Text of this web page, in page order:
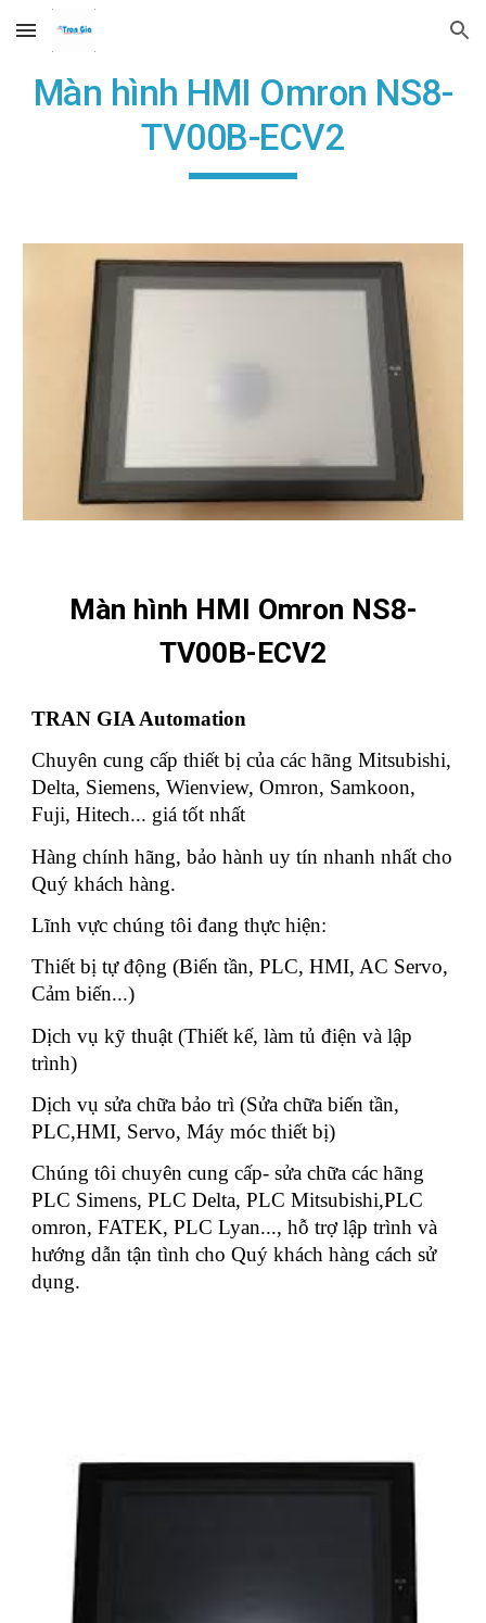
Skip to main content Skip to navigation
Màn hình HMI Omron NS8-
TV00B-ECV2
Màn hình HMI Omron NS8-
TV00B-ECV2
TRAN GIA Automation
Chuyên cung cấp thiết bị của các hãng Mitsubishi,
Delta, Siemens, Wienview, Omron, Samkoon,
Fuji, Hitech... giá tốt nhất
Hàng chính hãng, bảo hành uy tín nhanh nhất cho
Quý khách hàng.
Lĩnh vực chúng tôi đang thực hiện:
Thiết bị tự động (Biến tần, PLC, HMI, AC Servo,
Cảm biến...)
Dịch vụ kỹ thuật (Thiết kế, làm tủ điện và lập
trình)
Dịch vụ sửa chữa bảo trì (Sửa chữa biến tần,
PLC,HMI, Servo, Máy móc thiết bị)
Chúng tôi chuyên cung cấp- sửa chữa các hãng
PLC Simens, PLC Delta, PLC Mitsubishi,PLC
omron, FATEK, PLC Lyan..., hỗ trợ lập trình và
hướng dẫn tận tình cho Quý khách hàng cách sử
dụng.